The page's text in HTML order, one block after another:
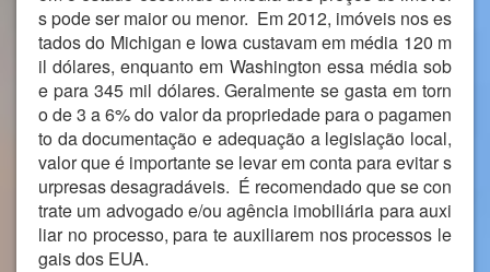
s pode ser maior ou menor. Em 2012, imóveis nos es
tados do Michigan e Iowa custavam em média 120 m
il dólares, enquanto em Washington essa média sob
e para 345 mil dólares. Geralmente se gasta em torn
o de 3 a 6% do valor da propriedade para o pagamen
to da documentação e adequação a legislação local,
valor que é importante se levar em conta para evitar s
urpresas desagradáveis. É recomendado que se con
trate um advogado e/ou agência imobiliária para auxi
liar no processo, para te auxiliarem nos processos le
gais dos EUA.